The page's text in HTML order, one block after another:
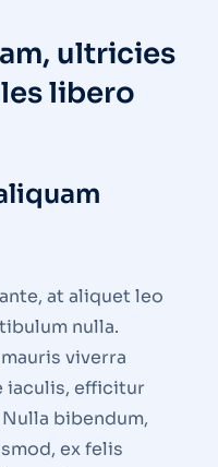
ultricies
libero
at aliquet leo
nulla.
viverra
iaculis, efficitur
bibendum,
ex felis